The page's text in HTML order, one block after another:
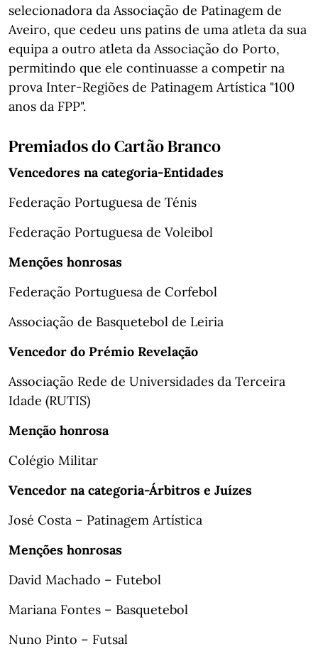
selecionadora da Associação de Patinagem de
Aveiro, que cedeu uns patins de uma atleta da sua
equipa a outro atleta da Associação do Porto,
permitindo que ele continuasse a competir na
prova Inter-Regiões de Patinagem Artística "100
anos da FPP".
Premiados do Cartão Branco
Vencedores na categoria-Entidades
Federação Portuguesa de Ténis
Federação Portuguesa de Voleibol
Menções honrosas
Federação Portuguesa de Corfebol
Associação de Basquetebol de Leiria
Vencedor do Prémio Revelação
Associação Rede de Universidades da Terceira
Idade (RUTIS)
Menção honrosa
Colégio Militar
Vencedor na categoria-Árbitros e Juízes
José Costa – Patinagem Artística
Menções honrosas
David Machado – Futebol
Mariana Fontes – Basquetebol
Nuno Pinto – Futsal